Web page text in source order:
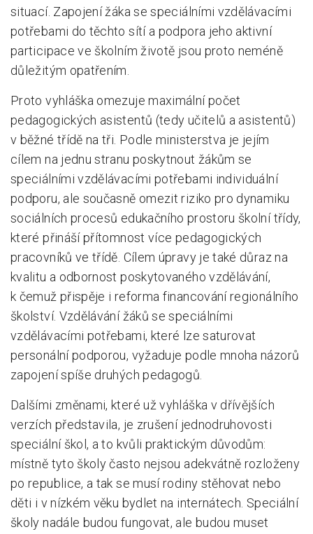
situací. Zapojení žáka se speciálními vzdělávacími
potřebami do těchto sítí a podpora jeho aktivní
participace ve školním životě jsou proto neméně
důležitým opatřením.
Proto vyhláška omezuje maximální počet
pedagogických asistentů (tedy učitelů a asistentů)
v běžné třídě na tři. Podle ministerstva je jejím
cílem na jednu stranu poskytnout žákům se
speciálními vzdělávacími potřebami individuální
podporu, ale současně omezit riziko pro dynamiku
sociálních procesů edukačního prostoru školní třídy,
které přináší přítomnost více pedagogických
pracovníků ve třídě. Cílem úpravy je také důraz na
kvalitu a odbornost poskytovaného vzdělávání,
k čemuž přispěje i reforma financování regionálního
školství. Vzdělávání žáků se speciálními
vzdělávacími potřebami, které lze saturovat
personální podporou, vyžaduje podle mnoha názorů
zapojení spíše druhých pedagogů.
Dalšími změnami, které už vyhláška v dřívějších
verzích představila, je zrušení jednodruhovosti
speciální škol, a to kvůli praktickým důvodům:
místně tyto školy často nejsou adekvátně rozloženy
po republice, a tak se musí rodiny stěhovat nebo
děti i v nízkém věku bydlet na internátech. Speciální
školy nadále budou fungovat, ale budou muset